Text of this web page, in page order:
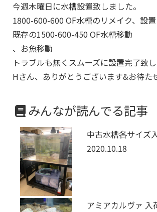
今週木曜日に水槽設置致しました。
1800-600-600 OF水槽のリメイク、設置
既存の1500-600-450 OF水槽移動
、お魚移動
トラブルも無くスムーズに設置完了致し
Hさん、ありがとうございます&お待た
みんなが読んでる記事
中古水槽各サイズ
2020.10.18
アミアカルヴァ 入